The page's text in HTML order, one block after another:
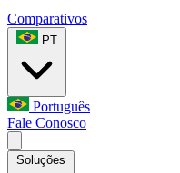
Comparativos
PT
Português
Fale Conosco
Soluções